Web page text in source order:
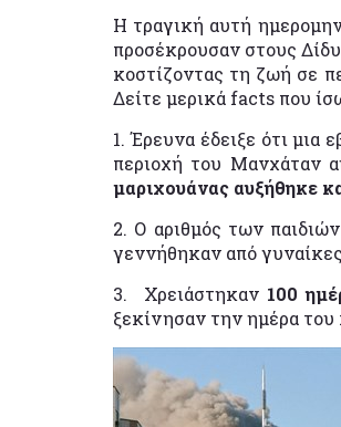
Η τραγική αυτή
προσέκρουσαν στους
κοστίζοντας τη ζωή σε
Δείτε μερικά facts που
1. Έρευνα έδειξε ότι μια
περιοχή του Μανχάταν
μαριχουάνας αυξήθηκε
2. Ο αριθμός των
γεννήθηκαν από
3. Χρειάστηκαν 100
ξεκίνησαν την ημέρα του